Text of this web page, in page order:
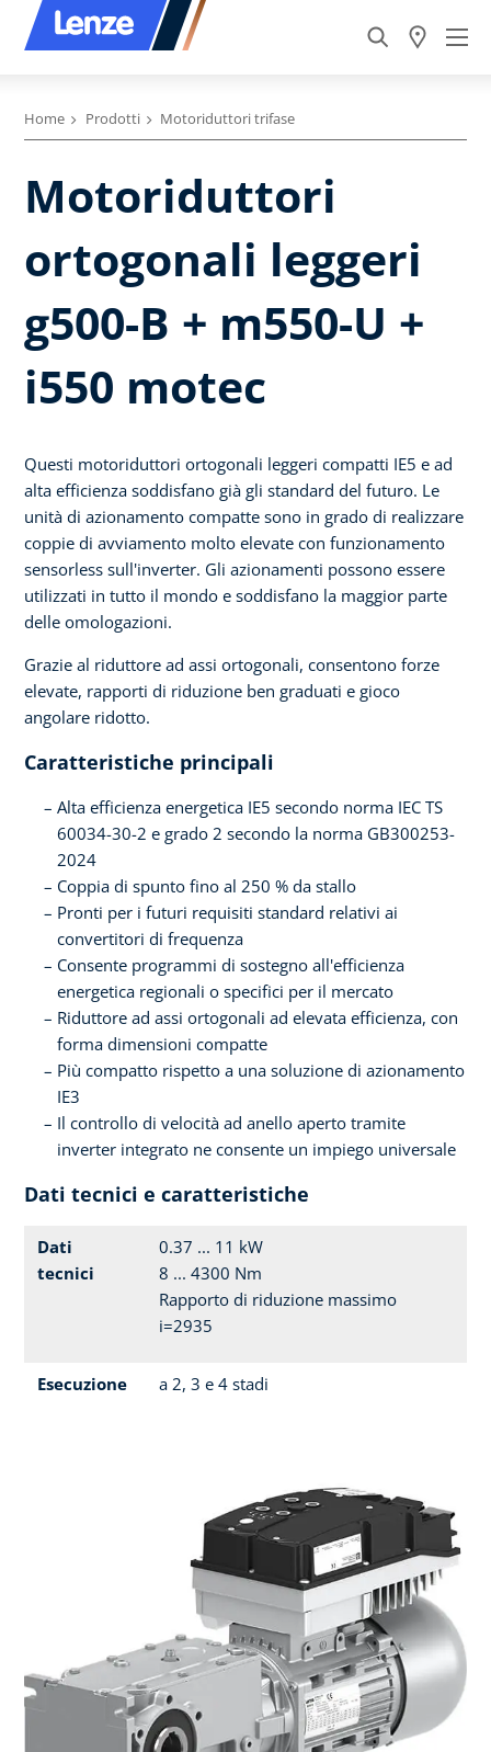
Home Prodotti Motoriduttori trifase
Motoriduttori
ortogonali leggeri
g500-B + m550-U +
i550 motec
Questi motoriduttori ortogonali leggeri compatti IE5 e ad
alta efficienza soddisfano già gli standard del futuro. Le
unità di azionamento compatte sono in grado di realizzare
coppie di avviamento molto elevate con funzionamento
sensorless sull'inverter. Gli azionamenti possono essere
utilizzati in tutto il mondo e soddisfano la maggior parte
delle omologazioni.
Grazie al riduttore ad assi ortogonali, consentono forze
elevate, rapporti di riduzione ben graduati e gioco
angolare ridotto.
Caratteristiche principali
Alta efficienza energetica IE5 secondo norma IEC TS
60034-30-2 e grado 2 secondo la norma GB300253-
2024
Coppia di spunto fino al 250 % da stallo
Pronti per i futuri requisiti standard relativi ai
convertitori di frequenza
Consente programmi di sostegno all'efficienza
energetica regionali o specifici per il mercato
Riduttore ad assi ortogonali ad elevata efficienza, con
forma dimensioni compatte
Più compatto rispetto a una soluzione di azionamento
IE3
Il controllo di velocità ad anello aperto tramite
inverter integrato ne consente un impiego universale
Dati tecnici e caratteristiche
Dati
tecnici
0.37 ... 11 kW
8 ... 4300 Nm
Rapporto di riduzione massimo
i=2935
Esecuzione a 2, 3 e 4 stadi